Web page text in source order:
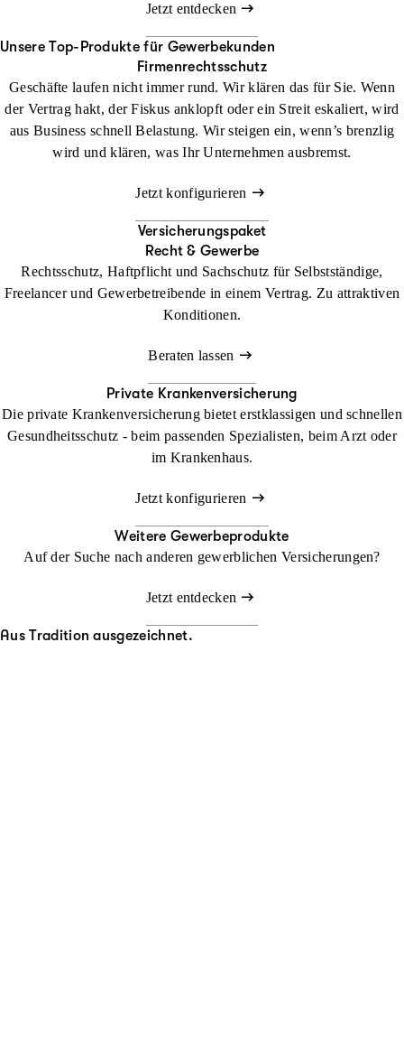
Jetzt entdecken
Unsere Top-Produkte für Gewerbekunden
Firmenrechtsschutz
Geschäfte laufen nicht immer rund. Wir klären das für Sie. Wenn
der Vertrag hakt, der Fiskus anklopft oder ein Streit eskaliert, wird
aus Business schnell Belastung. Wir steigen ein, wenn’s brenzlig
wird und klären, was Ihr Unternehmen ausbremst.
Jetzt konfigurieren
Versicherungspaket
Recht & Gewerbe
Rechtsschutz, Haftpflicht und Sachschutz für Selbstständige,
Freelancer und Gewerbetreibende in einem Vertrag. Zu attraktiven
Konditionen.
Beraten lassen
Private Krankenversicherung
Die private Krankenversicherung bietet erstklassigen und schnellen
Gesundheitsschutz - beim passenden Spezialisten, beim Arzt oder
im Krankenhaus.
Jetzt konfigurieren
Weitere Gewerbeprodukte
Auf der Suche nach anderen gewerblichen Versicherungen?
Jetzt entdecken
Aus Tradition ausgezeichnet.